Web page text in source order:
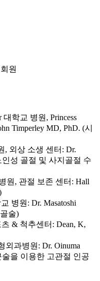
원
대학교 병원, Princess
Timperley MD, PhD. (시
, 외상 소생 센터: Dr.
인성 골절 및 사지골절 수
원, 관절 보존 센터: Hall
병원: Dr. Masatoshi
술)
& 척추센터: Dean, K,
외과병원: Dr. Oinuma
을 이용한 고관절 인공